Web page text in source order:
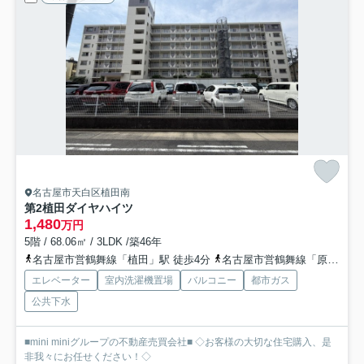
名古屋市天白区植田南
第2植田ダイヤハイツ
1,480万円
5階 / 68.06㎡ / 3LDK /築46年
名古屋市営鶴舞線「植田」駅 徒歩4分
名古屋市営鶴舞線「原」駅 徒歩13分
エレベーター 室内洗濯機置場 バルコニー
都市ガス
公共下水
■mini miniグループの不動産売買会社■ ◇お客様の大切な住宅購入、是
非我々にお任せください！◇